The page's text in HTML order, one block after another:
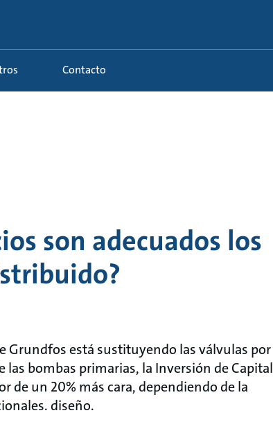
Contacto
son adecuados los
Grundfos está sustituyendo las válvulas por
bombas primarias, la Inversión de Capital
de un 20% más cara, dependiendo de la
diseño.